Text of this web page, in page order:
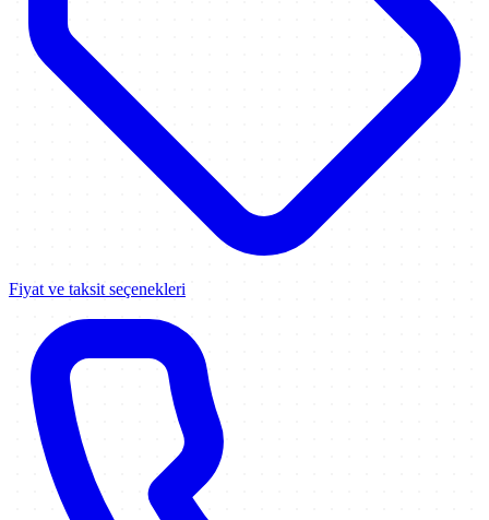
Fiyat ve taksit seçenekleri